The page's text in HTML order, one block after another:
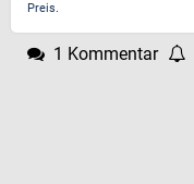
Preis.
1 Kommentar